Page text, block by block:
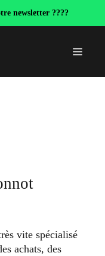
newsletter ????
Menu
vite spécialisé
achats, des